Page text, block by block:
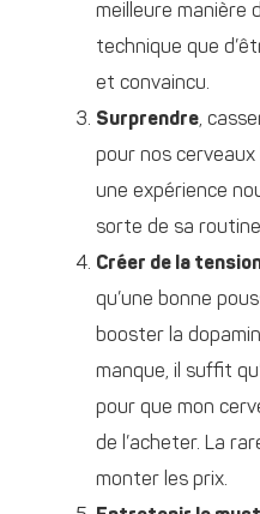
meilleure manière
technique que
et convaincu.
Surprendre,
pour nos cerveaux
une expérience
sorte de sa
Créer de la
qu’une bonne
booster la
manque, il suffit
pour que mon
de l’acheter. La
monter les prix.